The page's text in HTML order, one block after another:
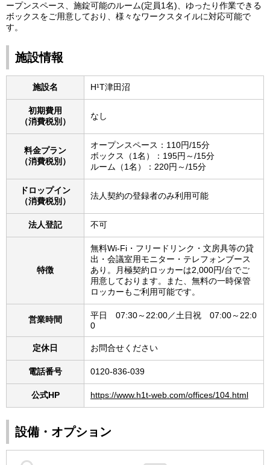
ープンスペース、施錠可能のルーム(定員1名)、ゆったり作業できる
ボックスをご用意しており、様々なワークスタイルに対応可能で
す。
施設情報
施設名 H¹T津田沼
初期費用
（消費税別）
なし
料金プラン
（消費税別）
オープンスペース：110円/15分
ボックス（1名）：195円～/15分
ルーム（1名）：220円～/15分
ドロップイン
（消費税別）
法人契約の登録者のみ利用可能
法人登記 不可
特徴
無料Wi-Fi・フリードリンク・文房具等の貸
出・会議室用モニター・テレフォンブース
あり。月極契約ロッカーは2,000円/台でご
用意しております。また、無料の一時保管
ロッカーもご利用可能です。
営業時間
平日 07:30～22:00／土日祝 07:00～22:0
0
定休日 お問合せください
電話番号 0120-836-039
公式HP https://www.h1t-web.com/offices/104.html
設備・オプション